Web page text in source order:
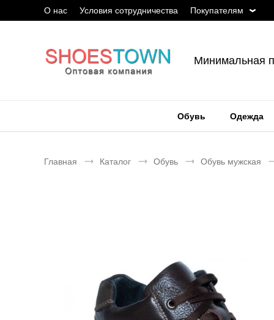
О нас Условия сотрудничества Покупателям
Минимальная
Обувь Одежда
Главная Каталог Обувь Обувь мужская